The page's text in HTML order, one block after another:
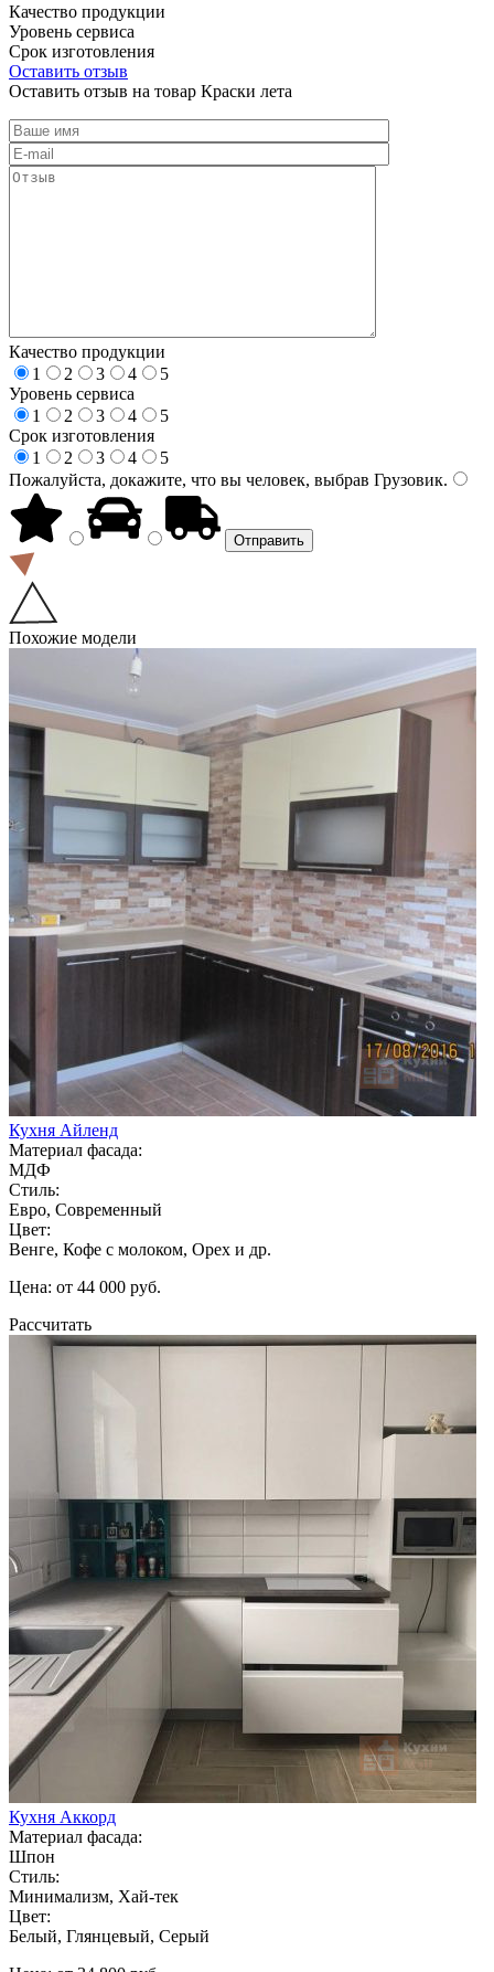
Качество продукции
Уровень сервиса
Срок изготовления
Оставить отзыв
Оставить отзыв на товар Краски лета
Качество продукции
1
2 3 4
5
Уровень сервиса
1
2 3 4
5
Срок изготовления
1
2 3 4
5
Пожалуйста, докажите, что вы человек, выбрав Грузовик.
Похожие модели
Кухня Айленд
Материал фасада:
МДФ
Стиль:
Евро, Современный
Цвет:
Венге, Кофе с молоком, Орех и др.
Цена: от 44 000 руб.
Рассчитать
Кухня Аккорд
Материал фасада:
Шпон
Стиль:
Минимализм, Хай-тек
Цвет:
Белый, Глянцевый, Серый